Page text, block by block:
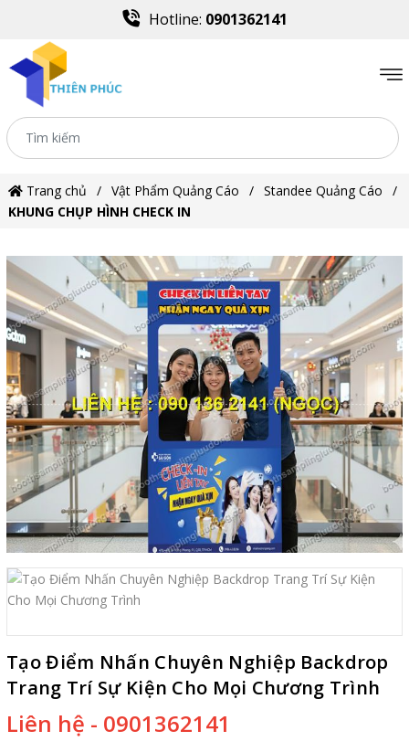
Hotline: 0901362141
Trang chủ Vật Phẩm Quảng Cáo
Standee Quảng Cáo
KHUNG CHỤP HÌNH CHECK IN
Tạo Điểm Nhấn Chuyên Nghiệp Backdrop
Trang Trí Sự Kiện Cho Mọi Chương Trình
Liên hệ - 0901362141